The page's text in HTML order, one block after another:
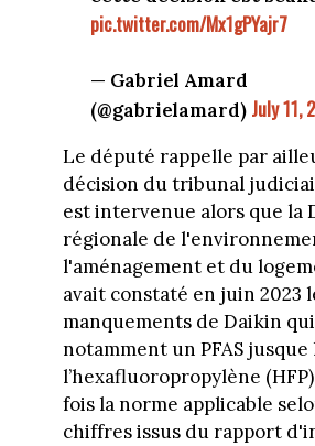
pic.twitter.com/Mx1gPYajr7
— Gabriel Amard
(@gabrielamard) July 11,
Le député rappelle par
décision du tribunal
est intervenue alors que la
régionale de
l'aménagement et du
avait constaté en juin 2023
manquements de Daikin
notamment un PFAS jusque
l’hexafluoropropylène
fois la norme applicable
chiffres issus du rapport